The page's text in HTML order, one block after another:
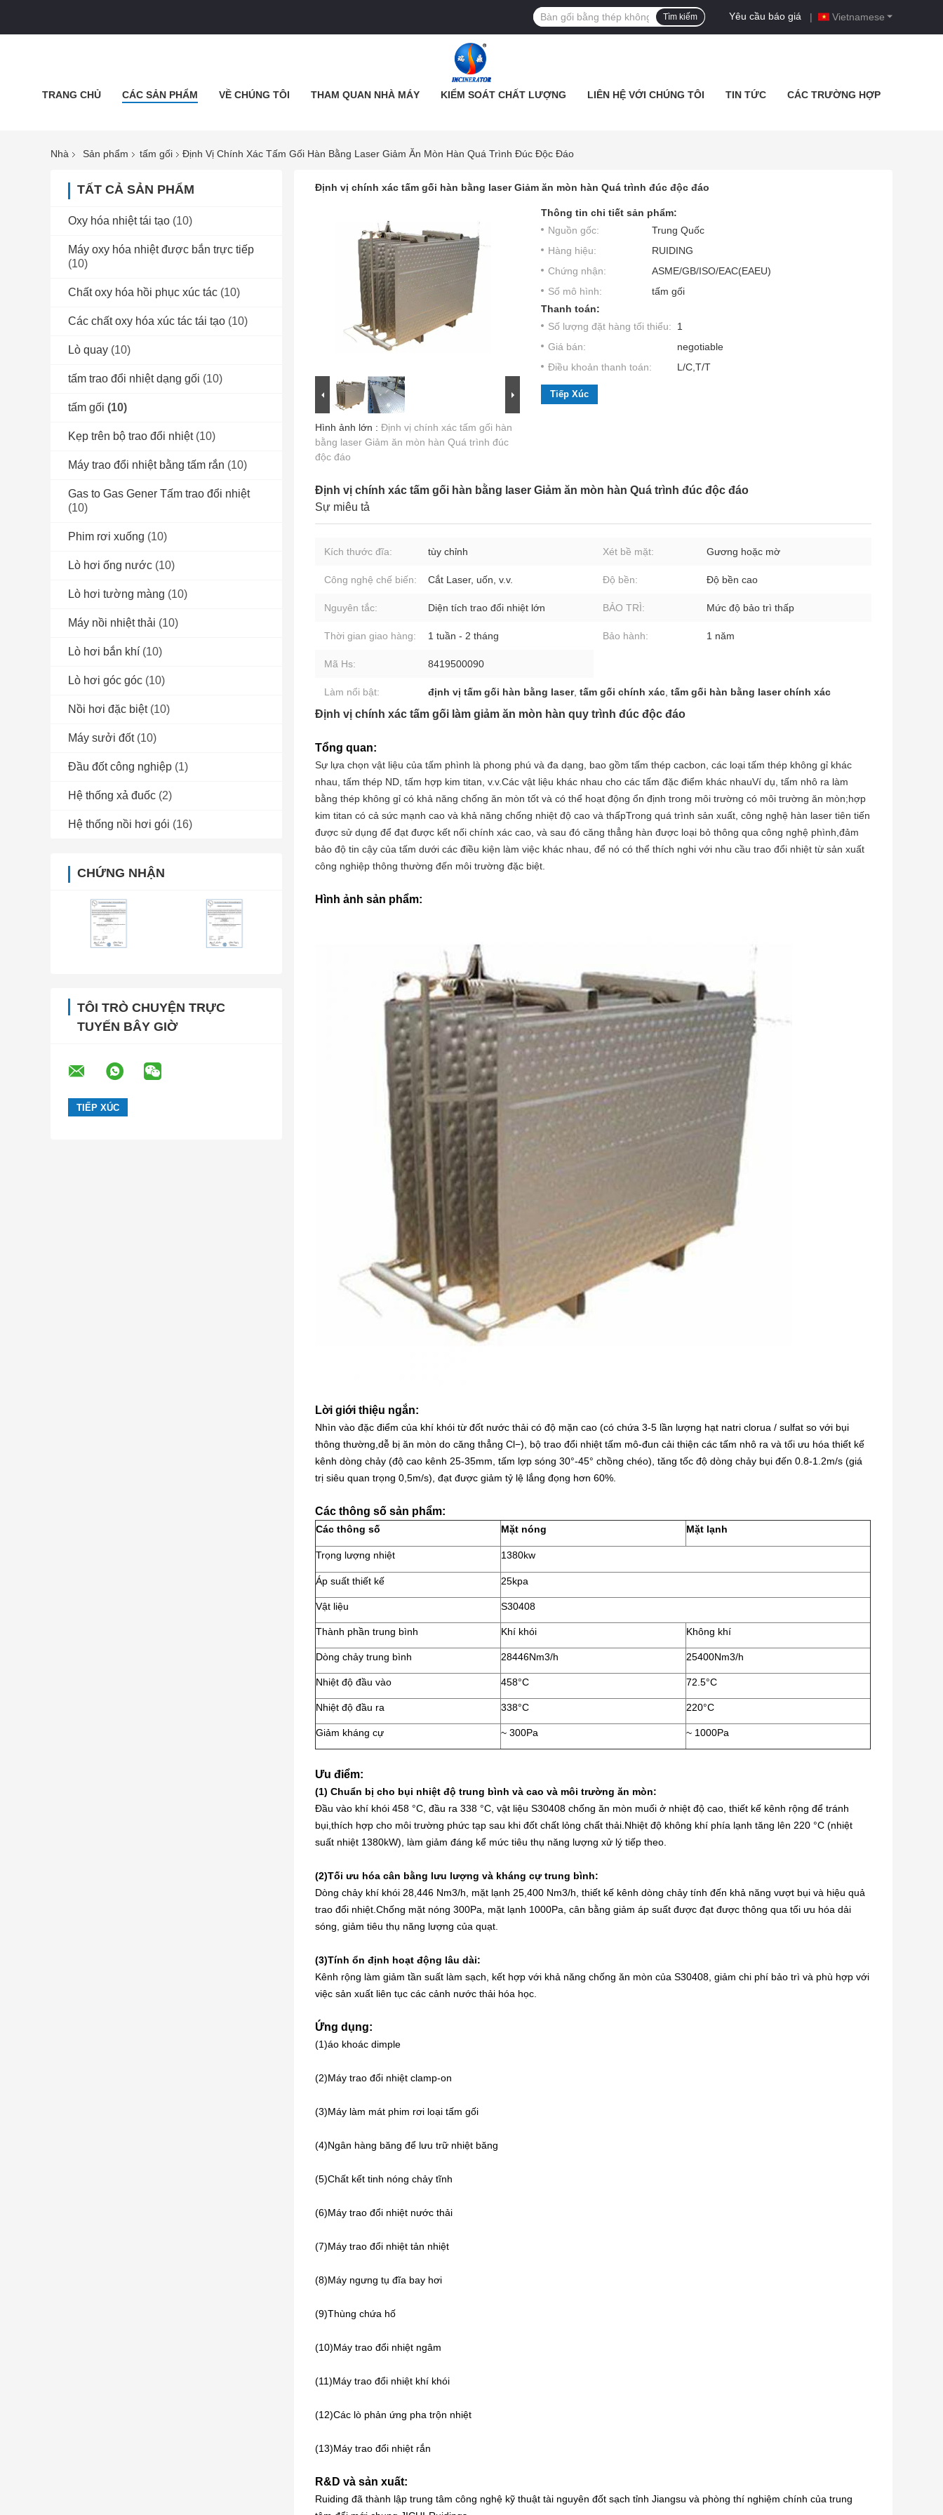
Vietnamese
Yêu cầu báo giá |
Tìm kiếm
TRANG CHỦ CÁC SẢN PHẨM VỀ CHÚNG TÔI THAM QUAN NHÀ MÁY KIỂM SOÁT CHẤT LƯỢNG LIÊN HỆ VỚI CHÚNG TÔI TIN TỨC CÁC TRƯỜNG HỢP
Nhà Sản phẩm tấm gối Định Vị Chính Xác Tấm Gối Hàn Bằng Laser Giảm Ăn Mòn Hàn Quá Trình Đúc Độc Đáo
TẤT CẢ SẢN PHẨM
Oxy hóa nhiệt tái tạo (10)
Máy oxy hóa nhiệt được bắn trực tiếp
(10)
Chất oxy hóa hồi phục xúc tác (10)
Các chất oxy hóa xúc tác tái tạo (10)
Lò quay (10)
tấm trao đổi nhiệt dạng gối (10)
tấm gối (10)
Kẹp trên bộ trao đổi nhiệt (10)
Máy trao đổi nhiệt bằng tấm rắn (10)
Gas to Gas Gener Tấm trao đổi nhiệt
(10)
Phim rơi xuống (10)
Lò hơi ống nước (10)
Lò hơi tường màng (10)
Máy nồi nhiệt thải (10)
Lò hơi bắn khí (10)
Lò hơi góc góc (10)
Nồi hơi đặc biệt (10)
Máy sưởi đốt (10)
Đầu đốt công nghiệp (1)
Hệ thống xả đuốc (2)
Hệ thống nồi hơi gói (16)
CHỨNG NHẬN
TÔI TRÒ CHUYỆN TRỰC
TUYẾN BÂY GIỜ
Định vị chính xác tấm gối hàn bằng laser Giảm ăn mòn hàn Quá trình đúc độc đáo
Hình ảnh lớn : Định vị chính xác tấm gối hàn
bằng laser Giảm ăn mòn hàn Quá trình đúc
độc đáo
Thông tin chi tiết sản phẩm:
Nguồn gốc:
Trung Quốc
Hàng hiệu:
RUIDING
Chứng nhận:
ASME/GB/ISO/EAC(EAEU)
Số mô hình:
tấm gối
Thanh toán:
Số lượng đặt hàng tối thiểu:
1
Giá bán:
negotiable
Điều khoản thanh toán:
L/C,T/T
Tiếp Xúc
Định vị chính xác tấm gối hàn bằng laser Giảm ăn mòn hàn Quá trình đúc độc đáo
Sự miêu tả
Kích thước đĩa: tùy chỉnh Xét bề mặt: Gương hoặc mờ
Công nghệ chế biến: Cắt Laser, uốn, v.v. Độ bền: Độ bền cao
Nguyên tắc: Diện tích trao đổi nhiệt lớn BẢO TRÌ: Mức độ bảo trì thấp
Thời gian giao hàng: 1 tuần - 2 tháng Bảo hành: 1 năm
Mã Hs: 8419500090
Làm nổi bật: định vị tấm gối hàn bằng laser, tấm gối chính xác, tấm gối hàn bằng laser chính xác
Định vị chính xác tấm gối làm giảm ăn mòn hàn quy trình đúc độc đáo
Tổng quan:
Sự lựa chọn vật liệu của tấm phình là phong phú và đa dạng, bao gồm tấm thép cacbon, các loại tấm thép không gỉ khác
nhau, tấm thép ND, tấm hợp kim titan, v.v.Các vật liệu khác nhau cho các tấm đặc điểm khác nhauVí dụ, tấm nhô ra làm
bằng thép không gỉ có khả năng chống ăn mòn tốt và có thể hoạt động ổn định trong môi trường có môi trường ăn mòn;hợp
kim titan có cả sức mạnh cao và khả năng chống nhiệt độ cao và thấpTrong quá trình sản xuất, công nghệ hàn laser tiên tiến
được sử dụng để đạt được kết nối chính xác cao, và sau đó căng thẳng hàn được loại bỏ thông qua công nghệ phình,đảm
bảo độ tin cậy của tấm dưới các điều kiện làm việc khác nhau, để nó có thể thích nghi với nhu cầu trao đổi nhiệt từ sản xuất
công nghiệp thông thường đến môi trường đặc biệt.
Hình ảnh sản phẩm:
Lời giới thiệu ngắn:
Nhìn vào đặc điểm của khí khói từ đốt nước thải có độ mặn cao (có chứa 3-5 lần lượng hạt natri clorua / sulfat so với bụi
thông thường,dễ bị ăn mòn do căng thẳng Cl−), bộ trao đổi nhiệt tấm mô-đun cải thiện các tấm nhô ra và tối ưu hóa thiết kế
kênh dòng chảy (độ cao kênh 25-35mm, tấm lợp sóng 30°-45° chồng chéo), tăng tốc độ dòng chảy bụi đến 0.8-1.2m/s (giá
trị siêu quan trọng 0,5m/s), đạt được giảm tỷ lệ lắng đọng hơn 60%.
Các thông số sản phẩm:
Các thông số Mặt nóng Mặt lạnh
Trọng lượng nhiệt 1380kw
Áp suất thiết kế 25kpa
Vật liệu S30408
Thành phần trung bình Khí khói Không khí
Dòng chảy trung bình 28446Nm3/h 25400Nm3/h
Nhiệt độ đầu vào 458°C 72.5°C
Nhiệt độ đầu ra 338°C 220°C
Giảm kháng cự ~ 300Pa ~ 1000Pa
Ưu điểm:
(1) Chuẩn bị cho bụi nhiệt độ trung bình và cao và môi trường ăn mòn:
Đầu vào khí khói 458 °C, đầu ra 338 °C, vật liệu S30408 chống ăn mòn muối ở nhiệt độ cao, thiết kế kênh rộng để tránh
bụi,thích hợp cho môi trường phức tạp sau khi đốt chất lỏng chất thải.Nhiệt độ không khí phía lạnh tăng lên 220 °C (nhiệt
suất nhiệt 1380kW), làm giảm đáng kể mức tiêu thụ năng lượng xử lý tiếp theo.
(2)Tối ưu hóa cân bằng lưu lượng và kháng cự trung bình:
Dòng chảy khí khói 28,446 Nm3/h, mặt lạnh 25,400 Nm3/h, thiết kế kênh dòng chảy tính đến khả năng vượt bụi và hiệu quả
trao đổi nhiệt.Chống mặt nóng 300Pa, mặt lạnh 1000Pa, cân bằng giảm áp suất được đạt được thông qua tối ưu hóa dải
sóng, giảm tiêu thụ năng lượng của quạt.
(3)Tính ổn định hoạt động lâu dài:
Kênh rộng làm giảm tần suất làm sạch, kết hợp với khả năng chống ăn mòn của S30408, giảm chi phí bảo trì và phù hợp với
việc sản xuất liên tục các cảnh nước thải hóa học.
Ứng dụng:
(1)áo khoác dimple
(2)Máy trao đổi nhiệt clamp-on
(3)Máy làm mát phim rơi loại tấm gối
(4)Ngân hàng băng để lưu trữ nhiệt băng
(5)Chất kết tinh nóng chảy tĩnh
(6)Máy trao đổi nhiệt nước thải
(7)Máy trao đổi nhiệt tản nhiệt
(8)Máy ngưng tụ đĩa bay hơi
(9)Thùng chứa hố
(10)Máy trao đổi nhiệt ngâm
(11)Máy trao đổi nhiệt khí khói
(12)Các lò phản ứng pha trộn nhiệt
(13)Máy trao đổi nhiệt rắn
R&D và sản xuất:
Ruiding đã thành lập trung tâm công nghệ kỹ thuật tài nguyên đốt sạch tỉnh Jiangsu và phòng thí nghiệm chính của trung